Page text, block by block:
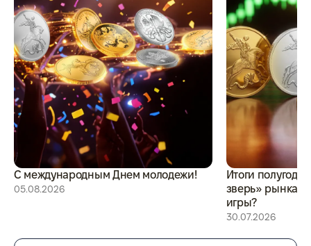
С международным Днем молодежи!
05.08.2026
Итоги
зверь» рынка
игры?
30.07.2026